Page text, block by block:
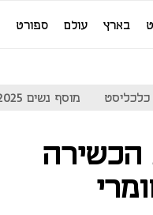
בארץ עולם ספורט
כלכליסט מוסף נשים 2025
הכשירה